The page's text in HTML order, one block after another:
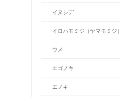
イヌシデ
イロハモミジ（ヤマモミジ）
ウメ
エゴノキ
エノキ